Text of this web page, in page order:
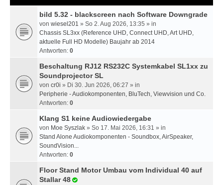
bild 5.32 - blackscreen nach Software Downgrade
von wiesel201 » So 2. Aug 2026, 13:35 » in
Chassis SL3xx (Reference UHD, Connect UHD, Art UHD,
aktuelle Full HD Modelle) Baujahr ab 2014
Antworten: 0
Beschaltung RJ12 RS232C Systemkabel SL1xx zu
Soundprojector SL
von cr0i » Di 30. Jun 2026, 06:27 » in
Peripherie - Audiokomponenten, BluTech, Viewvision und Co.
Antworten: 0
Klang S1 keine Audiowiedergabe
von Moe Syszlak » So 17. Mai 2026, 16:31 » in
Stand Alone Audiokomponenten - Soundbox, AirSpeaker,
SoundVision...
Antworten: 0
Floor Stand Motor Umbau vom Individual 40 auf
Stallar 48